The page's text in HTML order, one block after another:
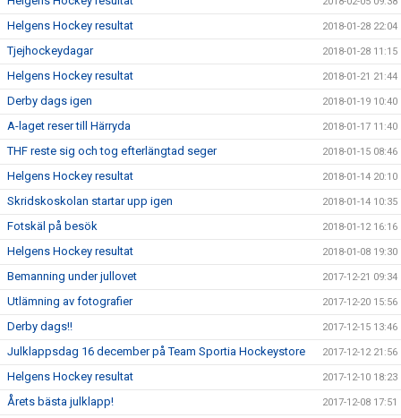
Helgens Hockey resultat 2018-01-28 22:04
Tjejhockeydagar 2018-01-28 11:15
Helgens Hockey resultat 2018-01-21 21:44
Derby dags igen 2018-01-19 10:40
A-laget reser till Härryda 2018-01-17 11:40
THF reste sig och tog efterlängtad seger 2018-01-15 08:46
Helgens Hockey resultat 2018-01-14 20:10
Skridskoskolan startar upp igen 2018-01-14 10:35
Fotskäl på besök 2018-01-12 16:16
Helgens Hockey resultat 2018-01-08 19:30
Bemanning under jullovet 2017-12-21 09:34
Utlämning av fotografier 2017-12-20 15:56
Derby dags!! 2017-12-15 13:46
Julklappsdag 16 december på Team Sportia Hockeystore 2017-12-12 21:56
Helgens Hockey resultat 2017-12-10 18:23
Årets bästa julklapp! 2017-12-08 17:51